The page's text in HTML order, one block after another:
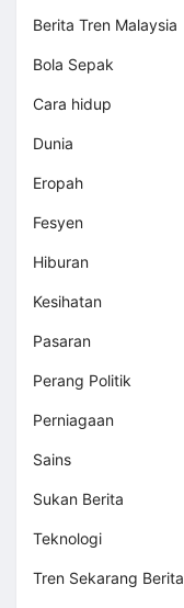
Berita Tren Malaysia
Bola Sepak
Cara hidup
Dunia
Eropah
Fesyen
Hiburan
Kesihatan
Pasaran
Perang Politik
Perniagaan
Sains
Sukan Berita
Teknologi
Tren Sekarang Berita